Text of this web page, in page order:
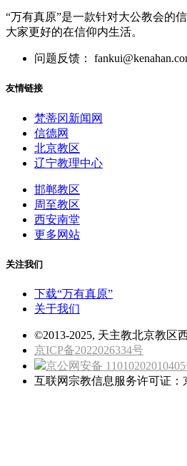
“万有真原”是一款针对大公教会的
大家更好的在信仰内生活。
问题反馈：
友情链接
梵蒂冈新闻网
信德网
北京教区
辽宁教理中心
邯郸教区
周至教区
西安南堂
更多网站
关注我们
下载“万有真原”
关于我们
©2013-2025, 天主教北京教区
京ICP备2022026334号
京公网安备
互联网宗教信息服务许可证：